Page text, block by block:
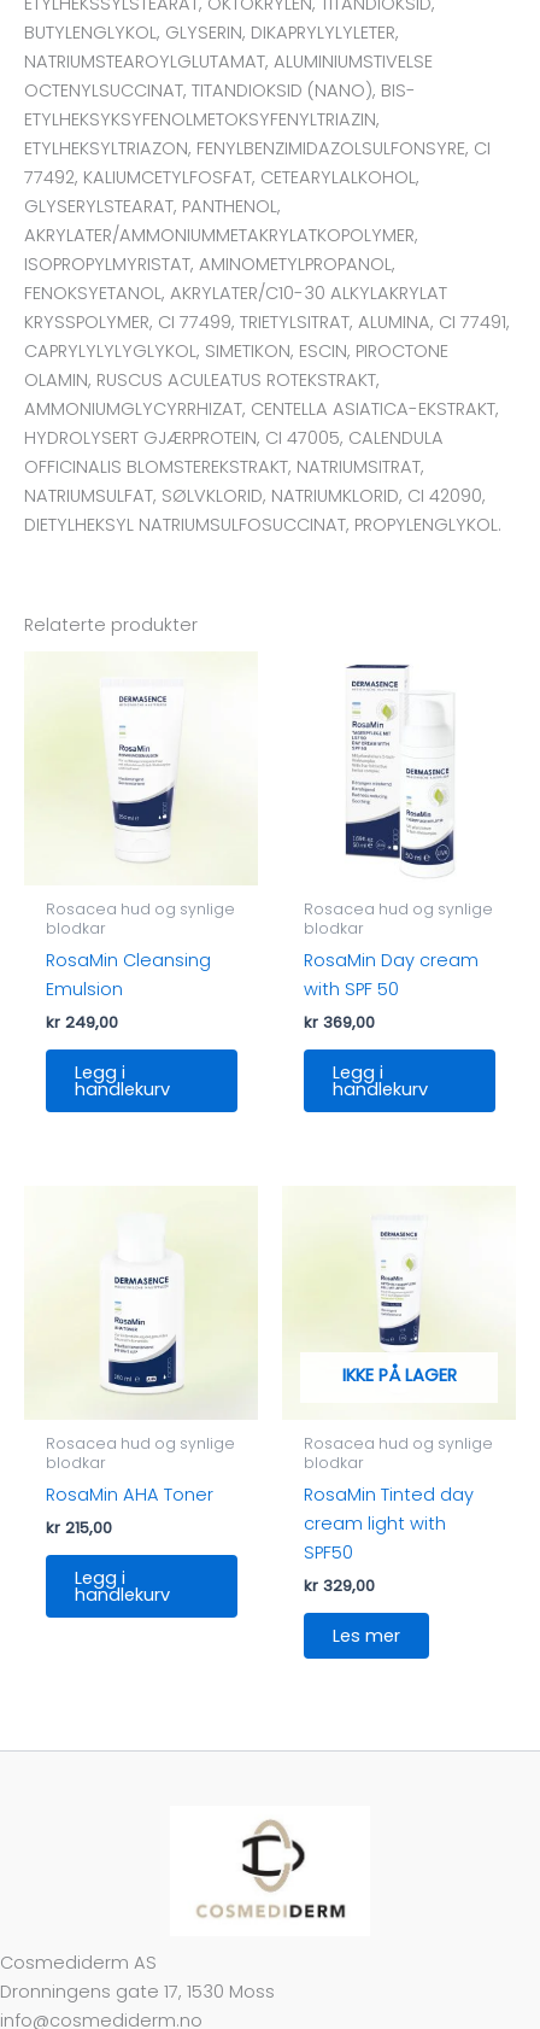
BUTYLENGLYKOL, GLYSERIN, DIKAPRYLYLYLETER,
NATRIUMSTEAROYLGLUTAMAT, ALUMINIUMSTIVELSE
OCTENYLSUCCINAT, TITANDIOKSID (NANO), BIS-
ETYLHEKSYKSYFENOLMETOKSYFENYLTRIAZIN,
ETYLHEKSYLTRIAZON, FENYLBENZIMIDAZOLSULFONSYRE, CI
77492, KALIUMCETYLFOSFAT, CETEARYLALKOHOL,
GLYSERYLSTEARAT, PANTHENOL,
AKRYLATER/AMMONIUMMETAKRYLATKOPOLYMER,
ISOPROPYLMYRISTAT, AMINOMETYLPROPANOL,
FENOKSYETANOL, AKRYLATER/C10-30 ALKYLAKRYLAT
KRYSSPOLYMER, CI 77499, TRIETYLSITRAT, ALUMINA, CI 77491,
CAPRYLYLYLYGLYKOL, SIMETIKON, ESCIN, PIROCTONE
OLAMIN, RUSCUS ACULEATUS ROTEKSTRAKT,
AMMONIUMGLYCYRRHIZAT, CENTELLA ASIATICA-EKSTRAKT,
HYDROLYSERT GJÆRPROTEIN, CI 47005, CALENDULA
OFFICINALIS BLOMSTEREKSTRAKT, NATRIUMSITRAT,
NATRIUMSULFAT, SØLVKLORID, NATRIUMKLORID, CI 42090,
DIETYLHEKSYL NATRIUMSULFOSUCCINAT, PROPYLENGLYKOL.
Relaterte produkter
Rosacea hud og synlige
blodkar
RosaMin Cleansing
Emulsion
kr249,00
Legg i
handlekurv
Rosacea hud og synlige
blodkar
RosaMin Day cream
with SPF 50
kr369,00
Legg i
handlekurv
Rosacea hud og synlige
blodkar
RosaMin AHA Toner
kr215,00
Legg i
handlekurv
IKKE PÅ LAGER
Rosacea hud og synlige
blodkar
RosaMin Tinted day
cream light with
SPF50
kr329,00
Les mer
Cosmediderm AS
Dronningens gate 17, 1530 Moss
info@cosmediderm.no